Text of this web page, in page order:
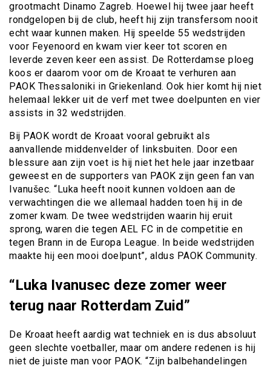
grootmacht Dinamo Zagreb. Hoewel hij twee jaar heeft
rondgelopen bij de club, heeft hij zijn transfersom nooit
echt waar kunnen maken. Hij speelde 55 wedstrijden
voor Feyenoord en kwam vier keer tot scoren en
leverde zeven keer een assist. De Rotterdamse ploeg
koos er daarom voor om de Kroaat te verhuren aan
PAOK Thessaloniki in Griekenland. Ook hier komt hij niet
helemaal lekker uit de verf met twee doelpunten en vier
assists in 32 wedstrijden.
Bij PAOK wordt de Kroaat vooral gebruikt als
aanvallende middenvelder of linksbuiten. Door een
blessure aan zijn voet is hij niet het hele jaar inzetbaar
geweest en de supporters van PAOK zijn geen fan van
Ivanušec. “Luka heeft nooit kunnen voldoen aan de
verwachtingen die we allemaal hadden toen hij in de
zomer kwam. De twee wedstrijden waarin hij eruit
sprong, waren die tegen AEL FC in de competitie en
tegen Brann in de Europa League. In beide wedstrijden
maakte hij een mooi doelpunt”, aldus PAOK Community.
“Luka Ivanusec deze zomer weer
terug naar Rotterdam Zuid”
De Kroaat heeft aardig wat techniek en is dus absoluut
geen slechte voetballer, maar om andere redenen is hij
niet de juiste man voor PAOK. “Zijn balbehandelingen